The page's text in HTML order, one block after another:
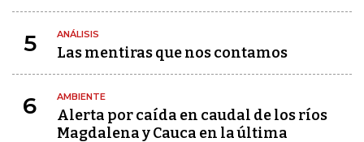
5 ANÁLISIS
Las mentiras que nos contamos
6 AMBIENTE
Alerta por caída en caudal de los ríos
Magdalena y Cauca en la última